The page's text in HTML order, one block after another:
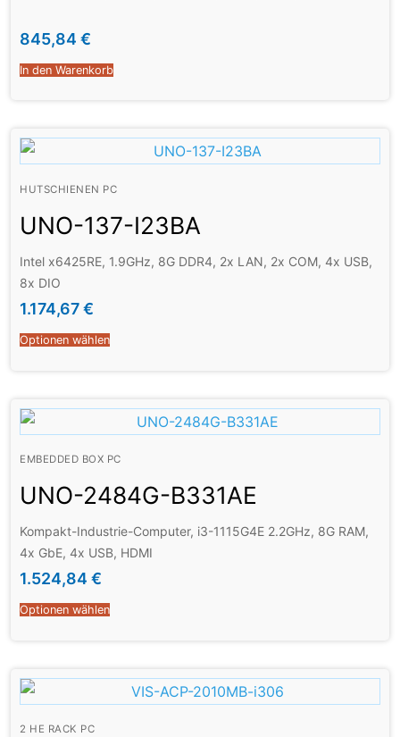
845,84 €
In den Warenkorb
HUTSCHIENEN PC
UNO-137-I23BA
Intel x6425RE, 1.9GHz, 8G DDR4, 2x LAN, 2x COM, 4x USB,
8x DIO
1.174,67€
Optionen wählen
EMBEDDED BOX PC
UNO-2484G-B331AE
Kompakt-Industrie-Computer, i3-1115G4E 2.2GHz, 8G RAM,
4x GbE, 4x USB, HDMI
1.524,84 €
Optionen wählen
2 HE RACK PC